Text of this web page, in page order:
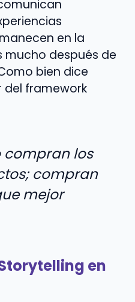
en la
mucho después de
bien dice
del framework
compran los
compran
mejor
en